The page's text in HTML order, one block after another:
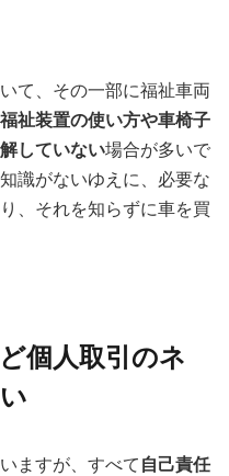
て、その一部に福祉車両
福祉装置の使い方や車椅子
していない場合が多いで
識がないゆえに、必要な
、それを知らずに車を買
個人取引のネ
ますが、すべて 自己責任